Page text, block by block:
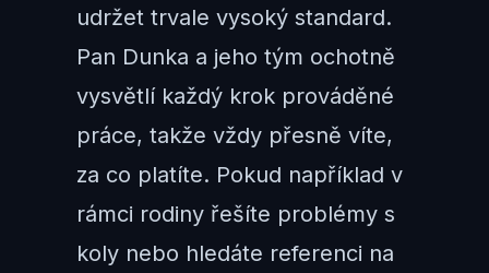
udržet trvale vysoký standard.
Pan Dunka a jeho tým ochotně
vysvětlí každý krok prováděné
práce, takže vždy přesně víte,
za co platíte. Pokud například v
rámci rodiny řešíte problémy s
koly nebo hledáte referenci na